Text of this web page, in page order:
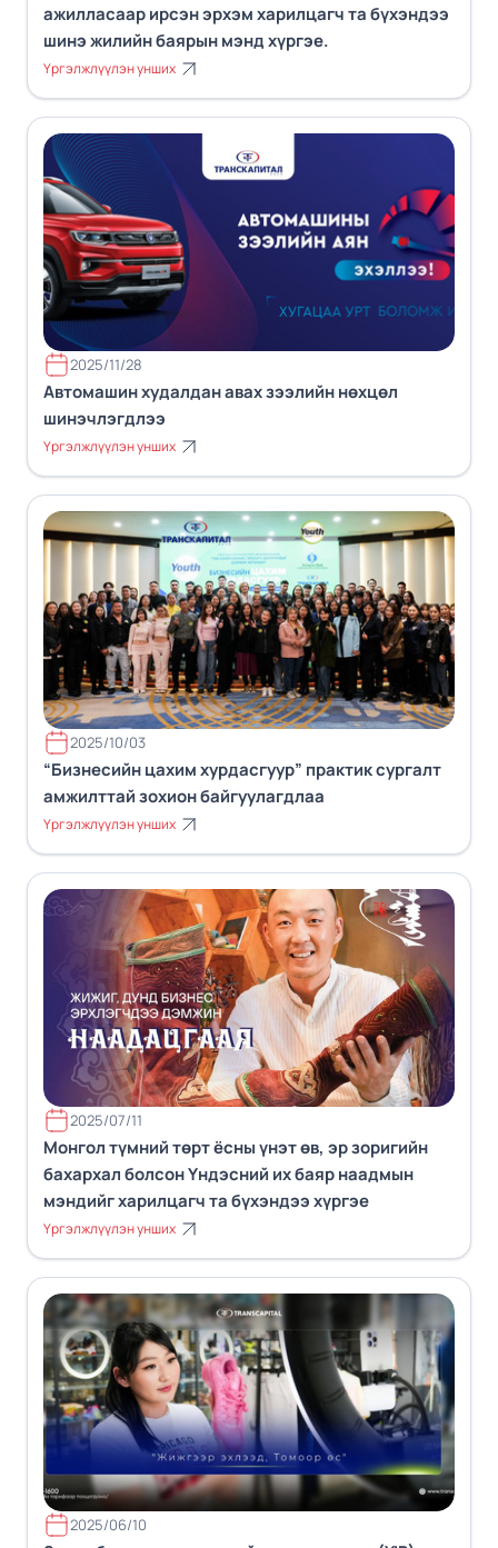
ажилласаар ирсэн эрхэм харилцагч та бүхэндээ
шинэ жилийн баярын мэнд хүргэе.
Үргэлжлүүлэн унших
2025/11/28
Автомашин худалдан авах зээлийн нөхцөл
шинэчлэгдлээ
Үргэлжлүүлэн унших
2025/10/03
“Бизнесийн цахим хурдасгуур” практик сургалт
амжилттай зохион байгуулагдлаа
Үргэлжлүүлэн унших
2025/07/11
Монгол түмний төрт ёсны үнэт өв, эр зоригийн
бахархал болсон Үндэсний их баяр наадмын
мэндийг харилцагч та бүхэндээ хүргэе
Үргэлжлүүлэн унших
2025/06/10